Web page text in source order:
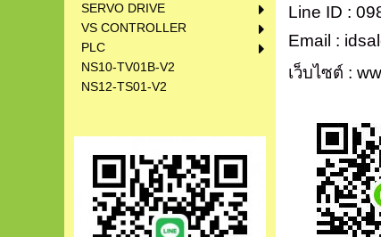
SERVO DRIVE
VS CONTROLLER
PLC
NS10-TV01B-V2
NS12-TS01-V2
Line ID :
Email :
เว็บไซต์ :